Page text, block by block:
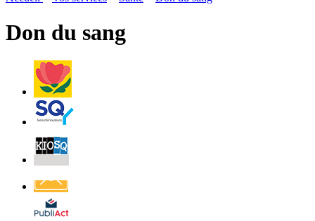
Don du sang
Villes
et
Villages
Fleuris
Saint-
Quentin
Billetterie
Affichage
légal